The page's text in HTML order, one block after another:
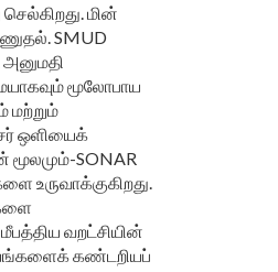
மின்
SMUD
மூலோபாய
மற்றும்
ஒளியைக்
SONAR
உருவாக்குகிறது.
வறட்சியின்
கண்டறியப்